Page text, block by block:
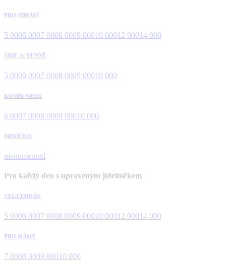
PRO ZDRAVÍ
5 0006 0007 0008 0009 00010 00012 00014 000
JÍME 3x DENNĚ
5 0006 0007 0008 0009 00010 000
KOMBI WEEK
6 0007 0008 0009 00010 000
MENÍČKO
menumenuxl
Pro každý den s upraveným jídelníčkem
VEGETARIÁN
5 0006 0007 0008 0009 00010 00012 00014 000
PRO MÁMY
7 0008 0009 00010 000